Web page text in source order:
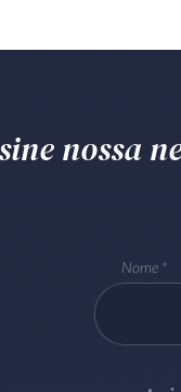
nossa
Nome